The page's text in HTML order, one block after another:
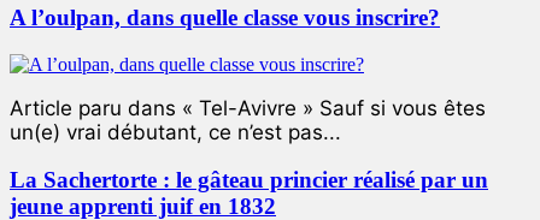
A l’oulpan, dans quelle classe vous inscrire?
Article paru dans « Tel-Avivre » Sauf si vous êtes
un(e) vrai débutant, ce n’est pas...
La Sachertorte : le gâteau princier réalisé par un
jeune apprenti juif en 1832